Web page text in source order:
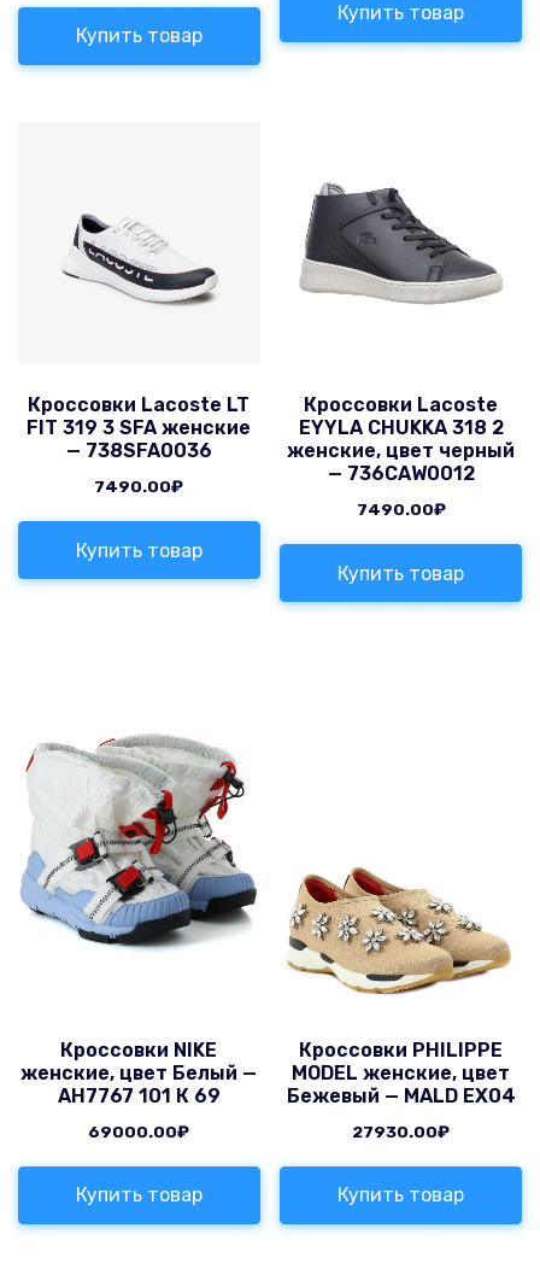
Купить товар
Купить товар
Кроссовки Lacoste LT
FIT 319 3 SFA женские
— 738SFA0036
7490.00₽
Купить товар
Кроссовки Lacoste
EYYLA CHUKKA 318 2
женские, цвет черный
— 736CAW0012
7490.00₽
Купить товар
Кроссовки NIKE
женские, цвет Белый —
AH7767 101 К 69
69000.00₽
Купить товар
Кроссовки PHILIPPE
MODEL женские, цвет
Бежевый — MALD EX04
27930.00₽
Купить товар